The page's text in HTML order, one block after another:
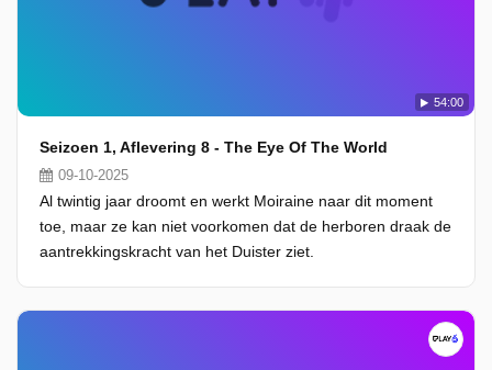
54:00
Seizoen 1, Aflevering 8 - The Eye Of The World
09-10-2025
Al twintig jaar droomt en werkt Moiraine naar dit moment
toe, maar ze kan niet voorkomen dat de herboren draak de
aantrekkingskracht van het Duister ziet.